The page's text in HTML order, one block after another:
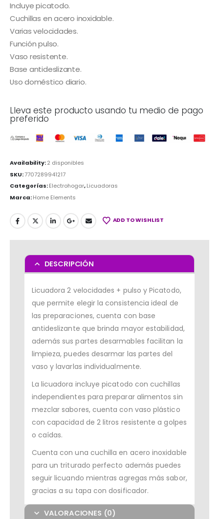
Incluye picatodo.
Cuchillas en acero inoxidable.
Varias velocidades.
Función pulso.
Vaso resistente.
Base antideslizante.
Uso doméstico diario.
Lleva este producto usando tu medio de pago
preferido
Availability:2 disponibles
SKU:7707289941217
Categorías:Electrohogar,Licuadoras
Marca:Home Elements
ADD TO WISHLIST
DESCRIPCIÓN
Licuadora 2 velocidades + pulso y Picatodo,
que permite elegir la consistencia ideal de
las preparaciones, cuenta con base
antideslizante que brinda mayor estabilidad,
además sus partes desarmables facilitan la
limpieza, puedes desarmar las partes del
vaso y lavarlas individualmente.
La licuadora incluye picatodo con cuchillas
independientes para preparar alimentos sin
mezclar sabores, cuenta con vaso plástico
con capacidad de 2 litros resistente a golpes
o caídas.
Cuenta con una cuchilla en acero inoxidable
para un triturado perfecto además puedes
seguir licuando mientras agregas más sabor,
gracias a su tapa con dosificador.
VALORACIONES (0)